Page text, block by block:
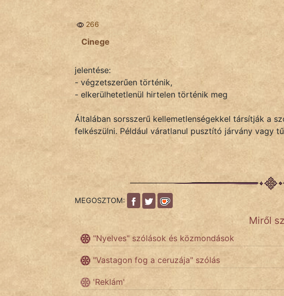
KÖZMONDÁS
FILM
266
Cinege
jelentése:
- végzetszerűen történik,
- elkerülhetetlenül hirtelen történik meg
Általában sorsszerű kellemetlenségekkel társítják a
felkészülni. Például váratlanul pusztító járvány vagy
MEGOSZTOM:
Miről
"Nyelves" szólások és közmondások
"Vastagon fog a ceruzája" szólás
'Reklám'